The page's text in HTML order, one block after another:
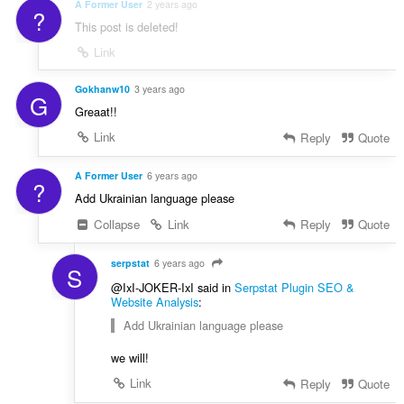
n
í
o
e
n
? A Former User 2 years ago
This post is deleted!
Link
G Gokhanw10 3 years ago
Greaat!!
Link
Reply Quote
? A Former User 6 years ago
Add Ukrainian language please
Collapse
Link Reply Quote
S serpstat 6 years ago
@IxI-JOKER-IxI said in Serpstat Plugin SEO &
Website Analysis:
Add Ukrainian language please
we will!
Link
Reply Quote